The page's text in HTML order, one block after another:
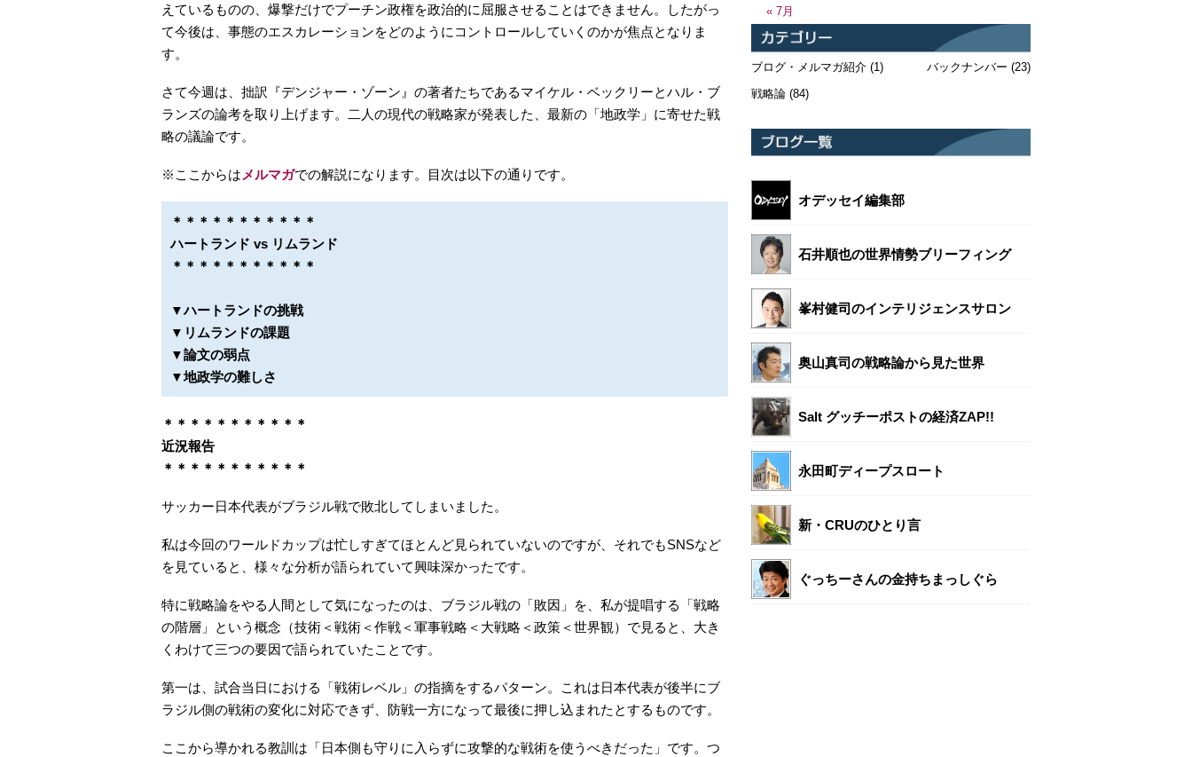
えているものの、爆撃だけでプーチン政権を政治的に屈服させることはできません。したがっ
て今後は、事態のエスカレーションをどのようにコントロールしていくのかが焦点となりま
す。
さて今週は、拙訳『デンジャー・ゾーン』の著者たちであるマイケル・ベックリーとハル・ブ
ランズの論考を取り上げます。二人の現代の戦略家が発表した、最新の「地政学」に寄せた戦
略の議論です。
※ここからは メルマガでの解説になります。目次は以下の通りです。
＊＊＊＊＊＊＊＊＊＊＊
ハートランド vs リムランド
＊＊＊＊＊＊＊＊＊＊＊
▼ハートランドの挑戦
▼リムランドの課題
▼論文の弱点
▼地政学の難しさ
＊＊＊＊＊＊＊＊＊＊＊
近況報告
＊＊＊＊＊＊＊＊＊＊＊
サッカー日本代表がブラジル戦で敗北してしまいました。
私は今回のワールドカップは忙しすぎてほとんど見られていないのですが、それでもSNSなど
を見ていると、様々な分析が語られていて興味深かったです。
特に戦略論をやる人間として気になったのは、ブラジル戦の「敗因」を、私が提唱する「戦略
の階層」という概念（技術＜戦術＜作戦＜軍事戦略＜大戦略＜政策＜世界観）で見ると、大き
くわけて三つの要因で語られていたことです。
第一は、試合当日における「戦術レベル」の指摘をするパターン。これは日本代表が後半にブ
ラジル側の戦術の変化に対応できず、防戦一方になって最後に押し込まれたとするものです。
ここから導かれる教訓は「日本側も守りに入らずに攻撃的な戦術を使うべきだった」です。つ
« 7月
ブログ・メルマガ紹介 (1)
戦略論 (84)
バックナンバー (23)
オデッセイ編集部
石井順也の世界情勢ブリーフィング
峯村健司のインテリジェンスサロン
奥山真司の戦略論から見た世界
Salt グッチーポストの経済ZAP!!
永田町ディープスロート
新・CRUのひとり言
ぐっちーさんの金持ちまっしぐら